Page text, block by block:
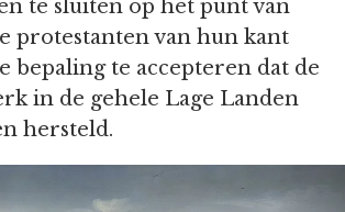
te sluiten op het punt van
protestanten van hun kant
bepaling te accepteren dat de
in de gehele Lage Landen
hersteld.